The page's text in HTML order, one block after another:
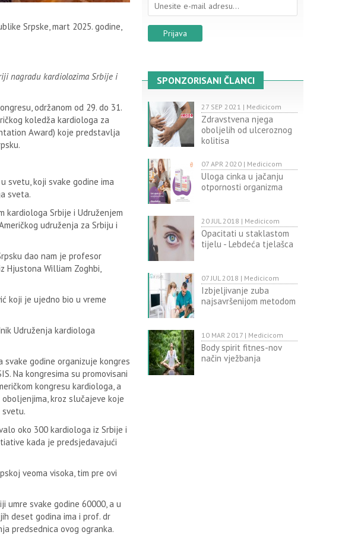
Srpske, mart 2025. godine,
nagradu kardiolozima Srbije i
održanom od 29. do 31.
koledža kardiologa za
Award) koje predstavlja
svetu, koji svake godine ima
sveta.
kardiologa Srbije i Udruženjem
udruženja za Srbiju i
dao nam je profesor
Hjustona William Zoghbi,
koji je ujedno bio u vreme
Udruženja kardiologa
svake godine organizuje kongres
Na kongresima su promovisani
kongresu kardiologa, a
kroz slučajeve koje
oko 300 kardiologa iz Srbije i
kada je predsjedavajući
veoma visoka, tim pre ovi
umre svake godine 60000, a u
deset godina ima i prof. dr
predsednica ovog ogranka.
SPONZORISANI ČLANCI
27 SEP 2021 | Medicicom
Zdravstvena njega
oboljelih od ulceroznog
kolitisa
07 APR 2020 | Medicicom
Uloga cinka u jačanju
otpornosti organizma
20 JUL 2018 | Medicicom
Opacitati u staklastom
tijelu - Lebdeća tjelašca
07 JUL 2018 | Medicicom
Izbjeljivanje zuba
najsavršenijom metodom
10 MAR 2017 | Medicicom
Body spirit fitnes-nov
način vježbanja